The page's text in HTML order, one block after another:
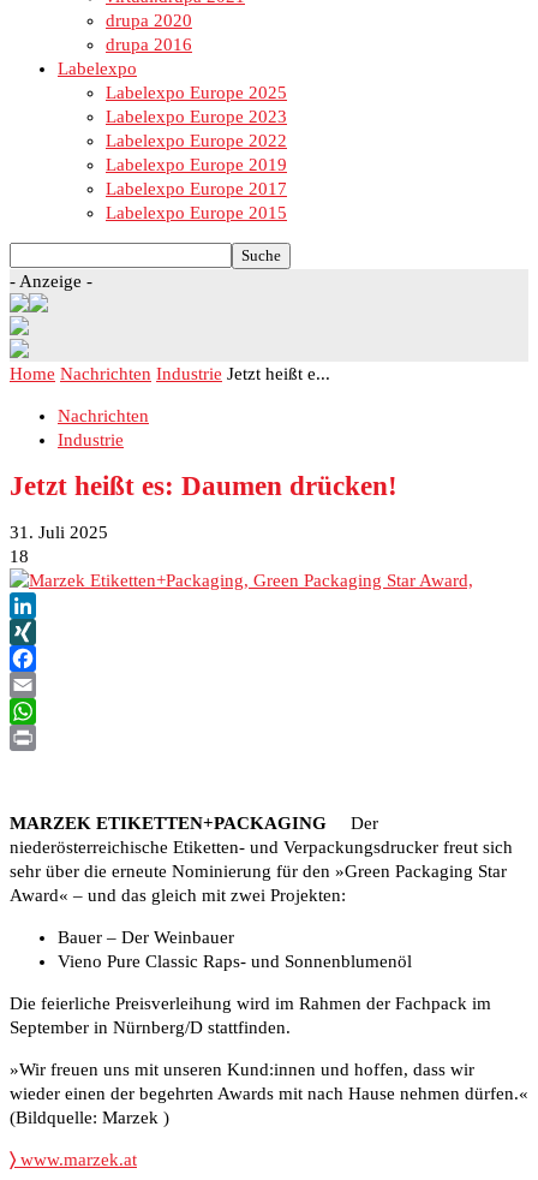
drupa 2020
drupa 2016
Labelexpo
Labelexpo Europe 2025
Labelexpo Europe 2023
Labelexpo Europe 2022
Labelexpo Europe 2019
Labelexpo Europe 2017
Labelexpo Europe 2015
- Anzeige -
Home Nachrichten Industrie Jetzt heißt e...
Nachrichten
Industrie
Jetzt heißt es: Daumen drücken!
31. Juli 2025
18
LinkedIn
XING
Facebook
Email
WhatsApp
MARZEK ETIKETTEN+PACKAGING Der
niederösterreichische Etiketten- und Verpackungsdrucker freut sich
sehr über die erneute Nominierung für den »Green Packaging Star
Award« – und das gleich mit zwei Projekten:
Bauer – Der Weinbauer
Vieno Pure Classic Raps- und Sonnenblumenöl
Die feierliche Preisverleihung wird im Rahmen der Fachpack im
September in Nürnberg/D stattfinden.
»Wir freuen uns mit unseren Kund:innen und hoffen, dass wir
wieder einen der begehrten Awards mit nach Hause nehmen dürfen.«
(Bildquelle: Marzek )
〉 www.marzek.at